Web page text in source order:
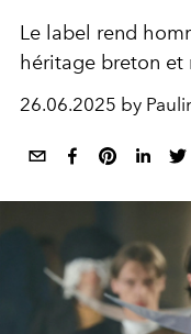
Le label rend
héritage breton et
26.06.2025 by